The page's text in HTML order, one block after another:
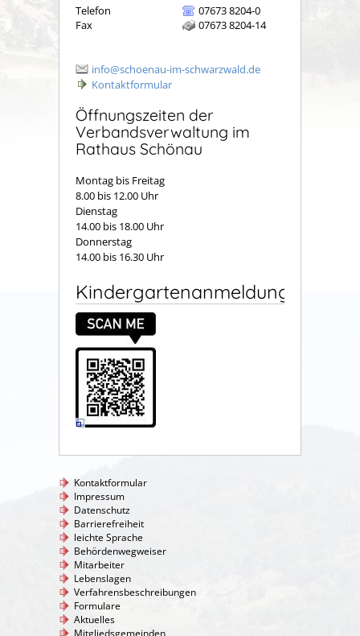
Telefon
07673 8204-0
Fax
07673 8204-14
info@schoenau-im-schwarzwald.de
Kontaktformular
Öffnungszeiten der
Verbandsverwaltung im
Rathaus Schönau
Montag bis Freitag
8.00 bis 12.00 Uhr
Dienstag
14.00 bis 18.00 Uhr
Donnerstag
14.00 bis 16.30 Uhr
Kindergartenanmeldung
Kontaktformular
Impressum
Datenschutz
Barrierefreiheit
leichte Sprache
Behördenwegweiser
Mitarbeiter
Lebenslagen
Verfahrensbeschreibungen
Formulare
Aktuelles
Mitgliedsgemeinden